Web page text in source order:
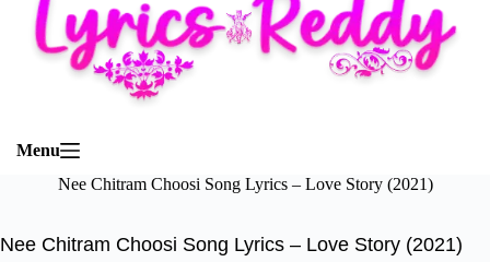
Menu
Nee Chitram Choosi Song Lyrics – Love Story (2021)
Nee Chitram Choosi Song Lyrics – Love Story (2021)